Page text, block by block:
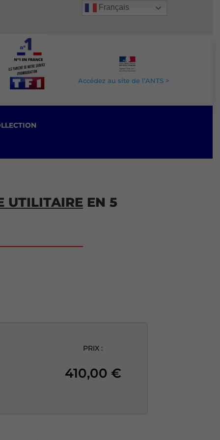
Accédez au site de l’ANTS >
UTILITAIRE EN 5
PRIX :
410,00 €
Français